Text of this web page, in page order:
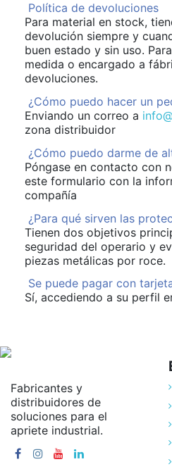
Política de devoluciones
Para material en stock,
devolución siempre y
buen estado y sin uso.
medida o encargado a
devoluciones.
¿Cómo puedo hacer un
Enviando un correo a
zona distribuidor
¿Cómo puedo darme de
Póngase en contacto con
este formulario con la
compañía
¿Para qué sirven las
Tienen dos objetivos
seguridad del operario y
piezas metálicas por roce.
Se puede pagar con
Sí, accediendo a su perfil
Fabricantes y
distribuidores de
soluciones para el
apriete industrial.